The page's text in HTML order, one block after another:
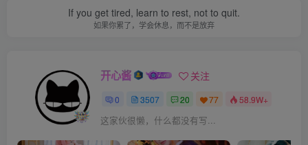
If you get tired, learn to rest, not to quit.
如果你累了，学会休息，而不是放弃
开心酱 关注
0 3507 20 77 58.9W+
这家伙很懒，什么都没有写...